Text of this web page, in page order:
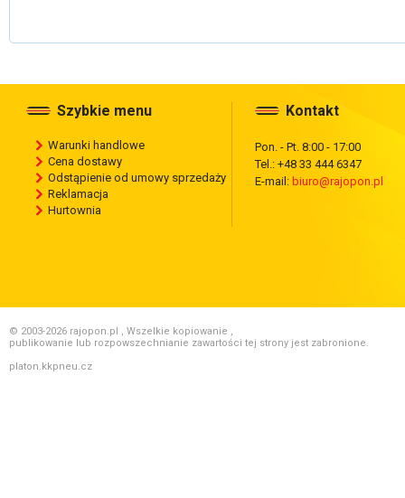
Szybkie menu
Warunki handlowe
Cena dostawy
Odstąpienie od umowy sprzedaży
Reklamacja
Hurtownia
Kontakt
Pon. - Pt. 8:00 - 17:00
Tel.: +48 33 444 6347
E-mail: biuro@rajopon.pl
© 2003-2026 rajopon.pl , Wszelkie kopiowanie ,
publikowanie lub rozpowszechnianie zawartości tej strony jest zabronione.
platon.kkpneu.cz